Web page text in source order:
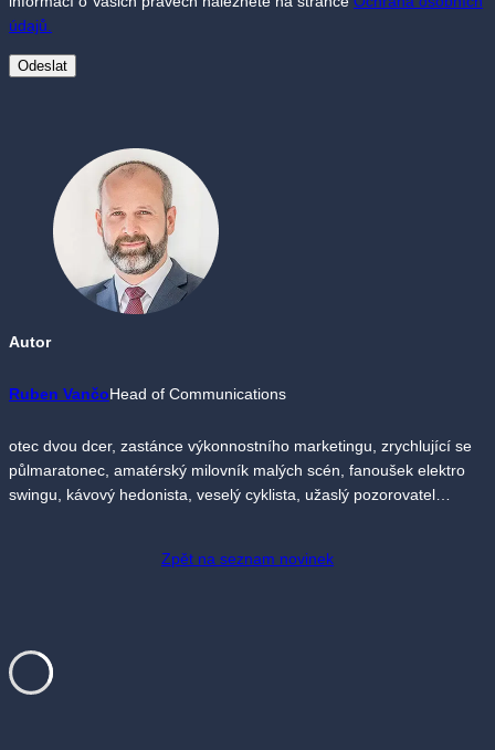
údajů.
Autor
Ruben VančoHead of Communications
otec dvou dcer, zastánce výkonnostního marketingu, zrychlující se
půlmaratonec, amatérský milovník malých scén, fanoušek elektro
swingu, kávový hedonista, veselý cyklista, užaslý pozorovatel…
Zpět na seznam novinek